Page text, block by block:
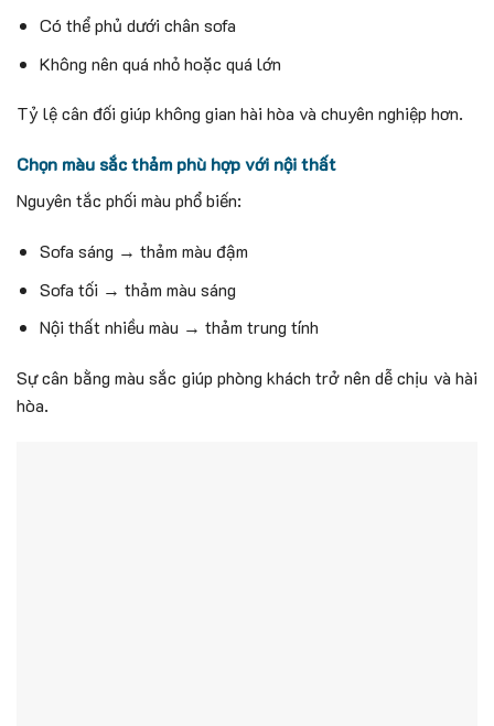
Có thể phủ dưới chân sofa
Không nên quá nhỏ hoặc quá lớn
Tỷ lệ cân đối giúp không gian hài hòa và chuyên nghiệp hơn.
Chọn màu sắc thảm phù hợp với nội thất
Nguyên tắc phối màu phổ biến:
Sofa sáng → thảm màu đậm
Sofa tối → thảm màu sáng
Nội thất nhiều màu → thảm trung tính
Sự cân bằng màu sắc giúp phòng khách trở nên dễ chịu và hài
hòa.